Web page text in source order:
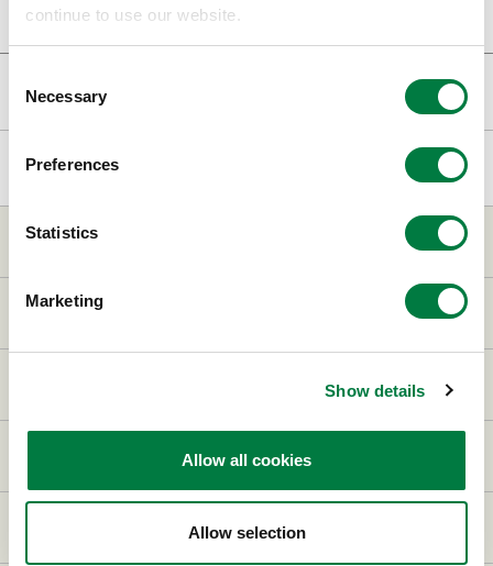
continue to use our website.
Selection
Necessary
Preferences
Statistics
Marketing
Show details
Allow all cookies
Allow selection
ニュースリリース
トップページ
三井化学について
事業・製品
サステナビリティ